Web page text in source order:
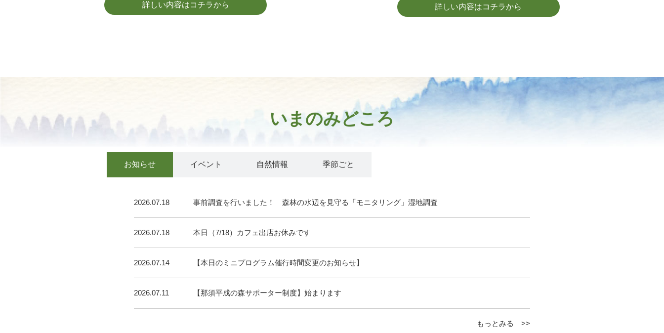
詳しい内容はコチラから 詳しい内容はコチラから
いまのみどころ
お知らせ イベント 自然情報 季節ごと
2026.07.18 事前調査を行いました！ 森林の水辺を見守る「モニタリング」湿地調査
2026.07.18 本日（7/18）カフェ出店お休みです
2026.07.14 【本日のミニプログラム催行時間変更のお知らせ】
2026.07.11 【那須平成の森サポーター制度】始まります
もっとみる >>